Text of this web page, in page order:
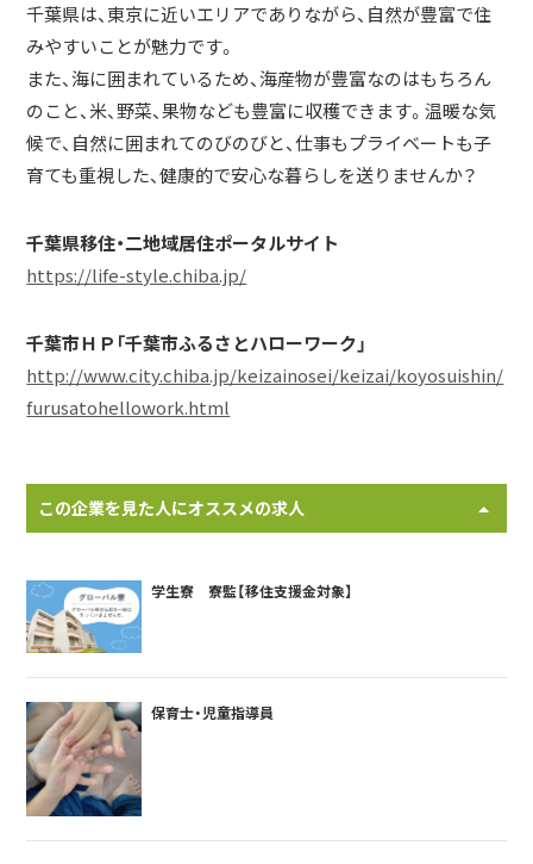
千葉県は、東京に近いエリアでありながら、自然が豊富で住
みやすいことが魅力です。
また、海に囲まれているため、海産物が豊富なのはもちろん
のこと、米、野菜、果物なども豊富に収穫できます。温暖な気
候で、自然に囲まれてのびのびと、仕事もプライベートも子
育ても重視した、健康的で安心な暮らしを送りませんか？
千葉県移住・二地域居住ポータルサイト
https://life-style.chiba.jp/
千葉市ＨＰ「千葉市ふるさとハローワーク」
http://www.city.chiba.jp/keizainosei/keizai/koyosuishin/
furusatohellowork.html
この企業を見た人にオススメの求人
学生寮 寮監【移住支援金対象】
保育士・児童指導員